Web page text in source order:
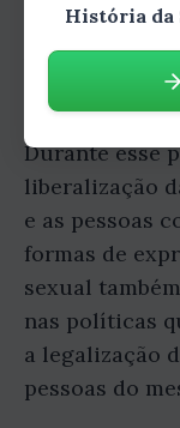
A revolução
mudanças
década de
Durante esse
liberalização
e as pessoas
formas de
sexual
nas políticas
a legalização
pessoas do
História da